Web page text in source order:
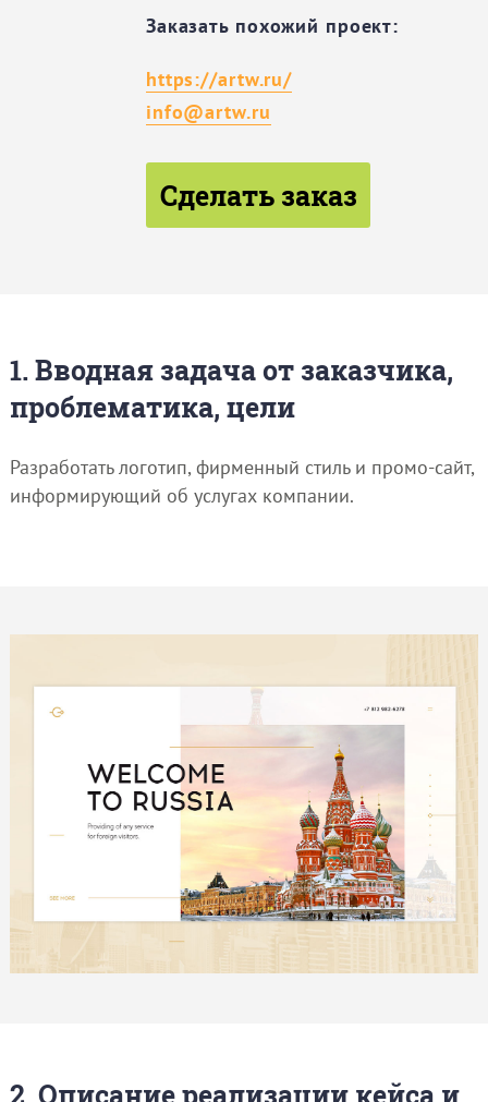
Заказать похожий проект:
https://artw.ru/
info@artw.ru
Сделать заказ
1. Вводная задача от заказчика,
проблематика, цели
Разработать логотип, фирменный стиль и промо-сайт,
информирующий об услугах компании.